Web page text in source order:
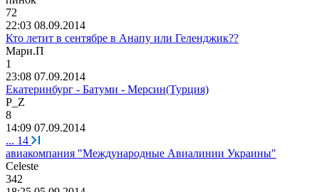
72
22:03 08.09.2014
Кто летит в сентябре в Анапу или Геленджик??
Мари.П
1
23:08 07.09.2014
Екатеринбург - Батуми - Мерсин(Турция)
P_Z
8
14:09 07.09.2014
... 14
авиакомпания "Международные Авиалинии Украины"
Celeste
342